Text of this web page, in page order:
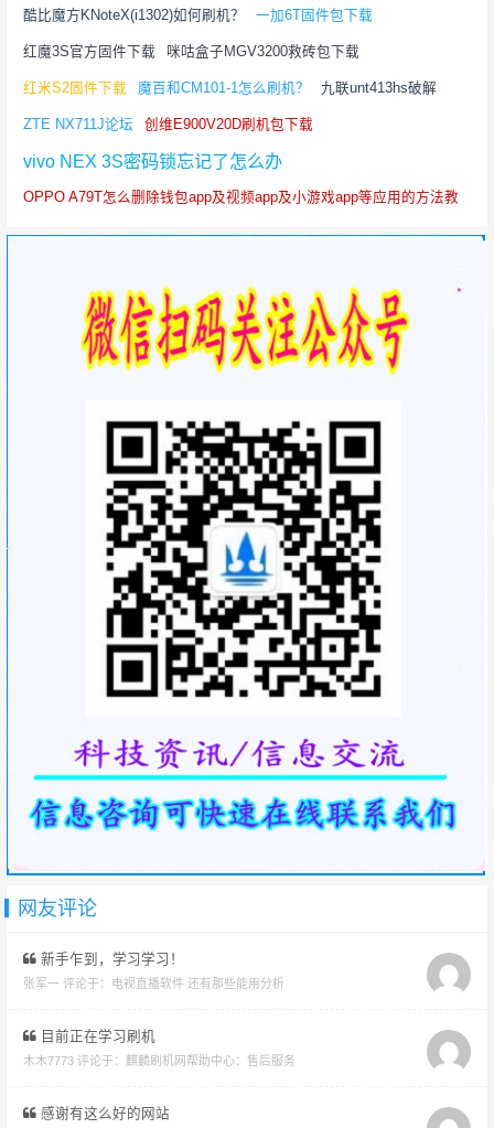
酷比魔方KNoteX(i1302)如何刷机？ 一加6T固件包下载
红魔3S官方固件下载 咪咕盒子MGV3200救砖包下载
红米S2固件下载 魔百和CM101-1怎么刷机？ 九联unt413hs破解
ZTE NX711J论坛 创维E900V20D刷机包下载
vivo NEX 3S密码锁忘记了怎么办
OPPO A79T怎么删除钱包app及视频app及小游戏app等应用的方法教
网友评论
新手乍到，学习学习！
张军一 评论于： 电视直播软件 还有那些能用分析
目前正在学习刷机
木木7773 评论于： 麒麟刷机网帮助中心：售后服务
感谢有这么好的网站